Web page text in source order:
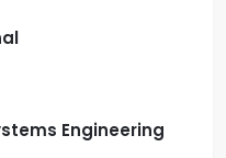
Engineering